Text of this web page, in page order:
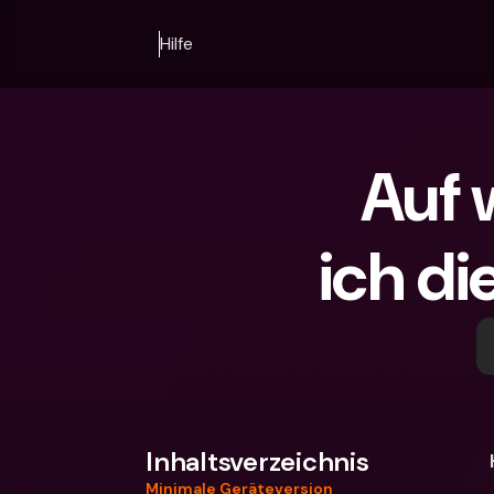
Hilfe
Auf
ich
Inhaltsverzeichnis
Minimale Geräteversion